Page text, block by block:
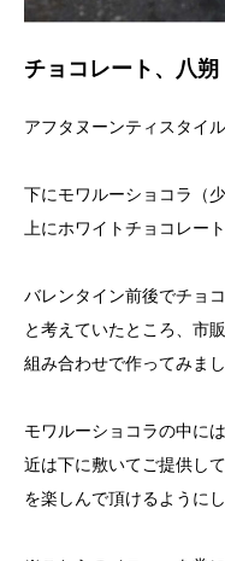
チョコレート、八朔
アフタヌーンティスタイ
下にモワルーショコラ（
上にホワイトチョコレー
バレンタイン前後でチョ
と考えていたところ、市
組み合わせで作ってみまし
モワルーショコラの中に
近は下に敷いてご提供し
を楽しんで頂けるようにし